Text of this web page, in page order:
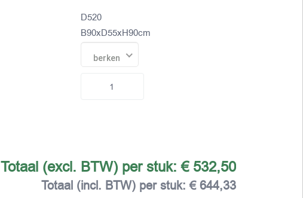
D520
B90xD55xH90cm
berken
Totaal (excl. BTW) per stuk:€ 532,50
Totaal (incl. BTW) per stuk:€ 644,33